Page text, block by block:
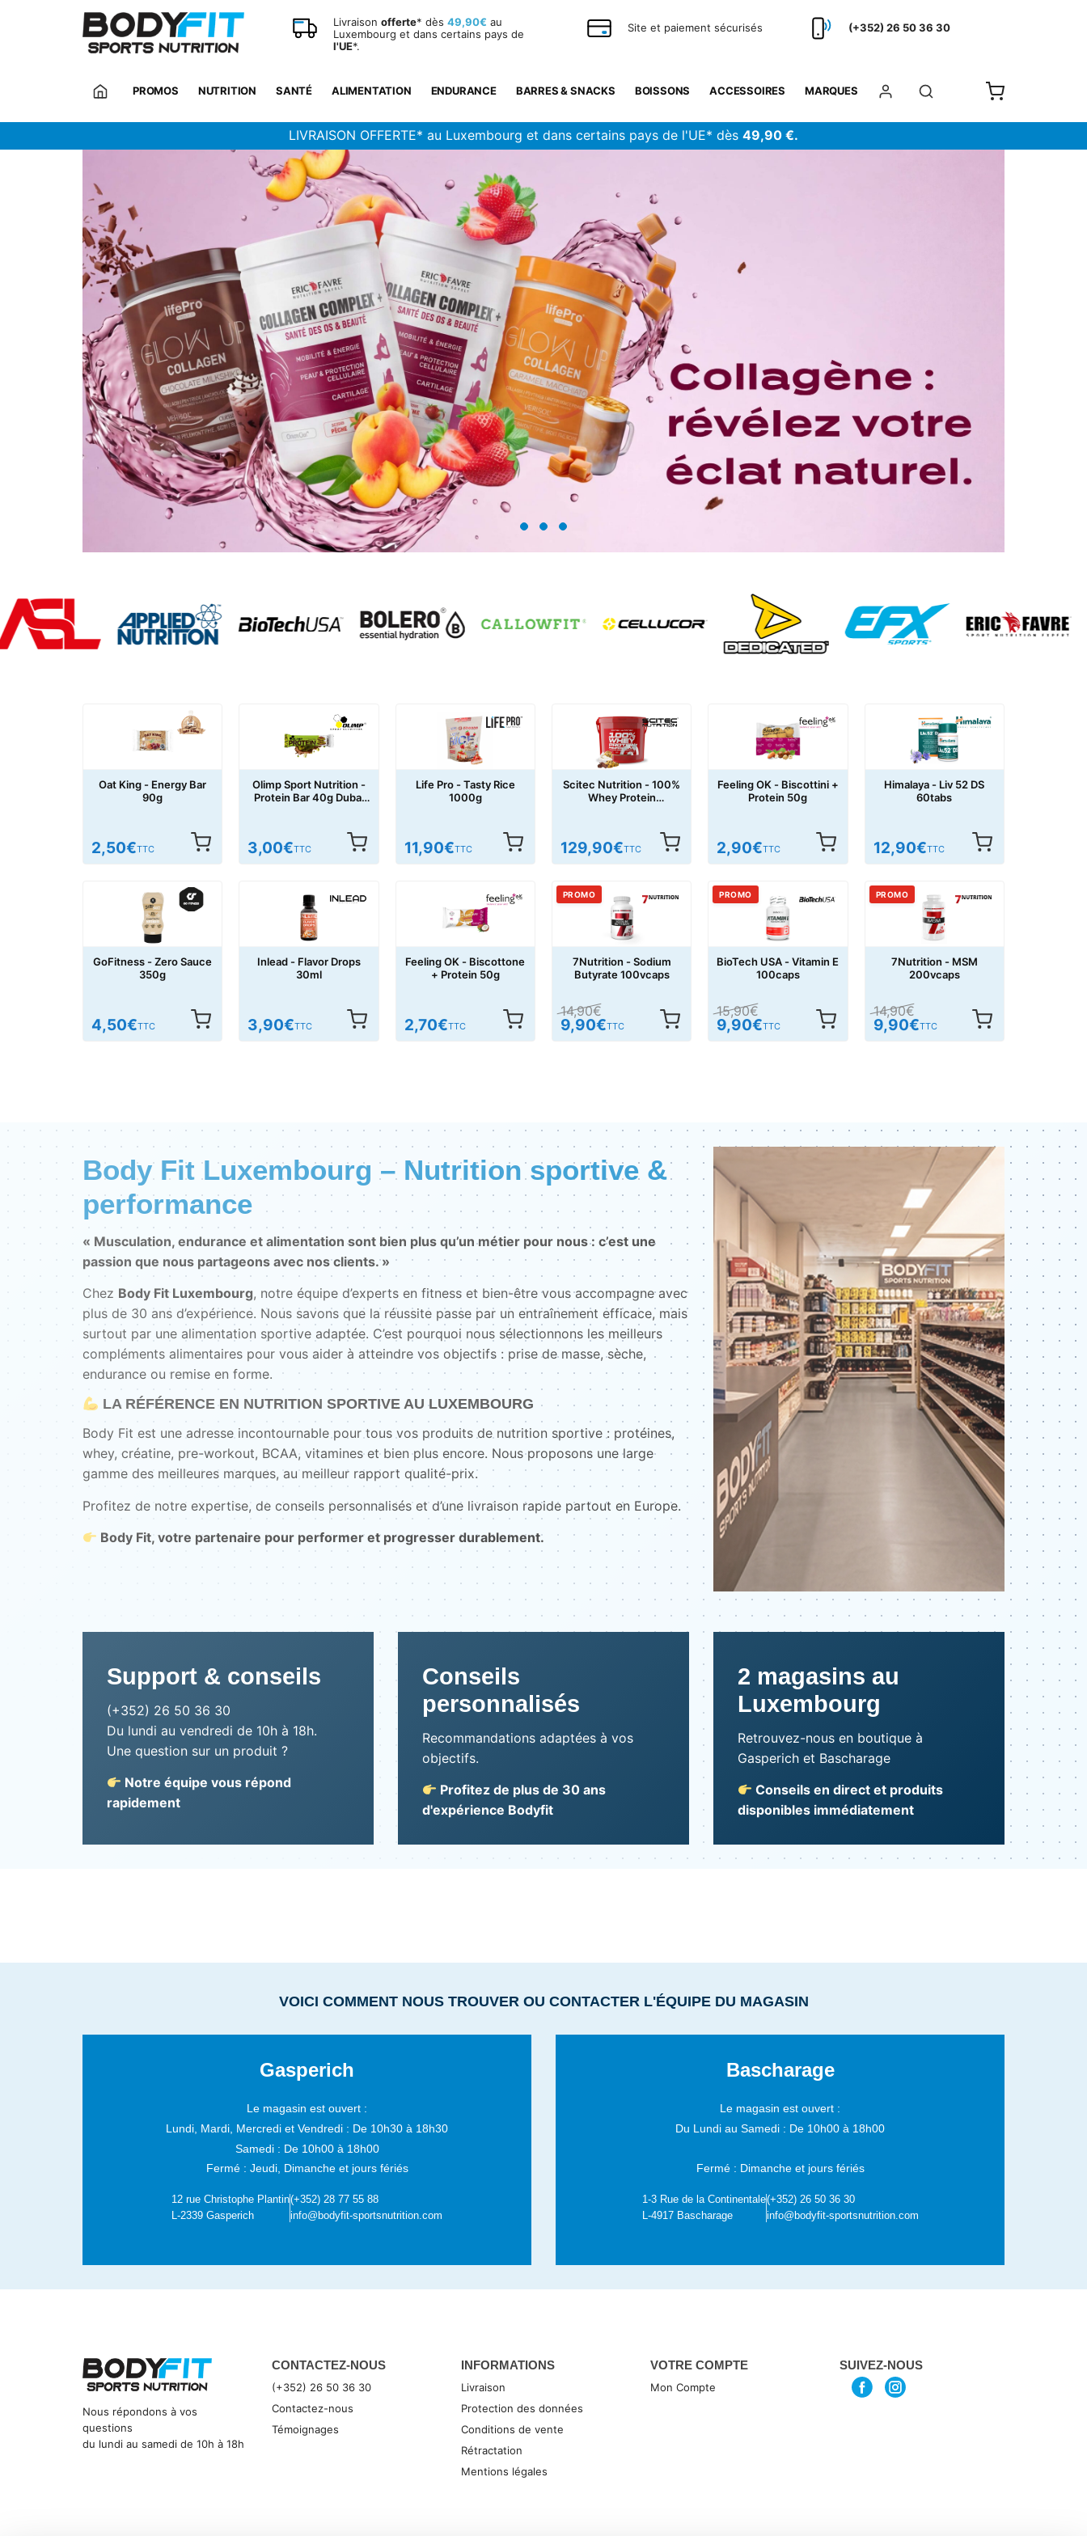
Panneau de gestion des cookies
Livraison offerte* dès 49,90€ au
Luxembourg et dans certains pays de
l'UE*.
Site et paiement sécurisés (+352) 26 50 36 30
PROMOS NUTRITION SANTÉ ALIMENTATION ENDURANCE BARRES & SNACKS BOISSONS ACCESSOIRES MARQUES
LIVRAISON OFFERTE* au Luxembourg et dans certains pays de l'UE* dès 49,90 €.
Oat King - Energy Bar
90g
2,50€TTC
Olimp Sport Nutrition -
Protein Bar 40g Dubai
3,00€TTC
Life Pro - Tasty Rice
1000g
11,90€TTC
Scitec Nutrition - 100%
Whey Protein
129,90€TTC
Feeling OK - Biscottini +
Protein 50g
2,90€TTC
Himalaya - Liv 52 DS
60tabs
12,90€TTC
GoFitness - Zero Sauce
350g
4,50€TTC
Inlead - Flavor Drops
30ml
3,90€TTC
Feeling OK - Biscottone
+ Protein 50g
2,70€TTC
PROMO
7Nutrition - Sodium
Butyrate 100vcaps
14,90€
9,90€TTC
PROMO
BioTech USA - Vitamin E
100caps
15,90€
9,90€TTC
PROMO
7Nutrition - MSM
200vcaps
14,90€
9,90€TTC
Body Fit Luxembourg – Nutrition sportive &
performance
« Musculation, endurance et alimentation sont bien plus qu’un métier pour nous : c’est une
passion que nous partageons avec nos clients. »
Chez Body Fit Luxembourg, notre équipe d’experts en fitness et bien-être vous accompagne avec
plus de 30 ans d’expérience. Nous savons que la réussite passe par un entraînement efficace, mais
surtout par une alimentation sportive adaptée. C’est pourquoi nous sélectionnons les meilleurs
compléments alimentaires pour vous aider à atteindre vos objectifs : prise de masse, sèche,
endurance ou remise en forme.
LA RÉFÉRENCE EN NUTRITION SPORTIVE AU LUXEMBOURG
Body Fit est une adresse incontournable pour tous vos produits de nutrition sportive : protéines,
whey, créatine, pre-workout, BCAA, vitamines et bien plus encore. Nous proposons une large
gamme des meilleures marques, au meilleur rapport qualité-prix.
Profitez de notre expertise, de conseils personnalisés et d’une livraison rapide partout en Europe.
Body Fit, votre partenaire pour performer et progresser durablement.
Support & conseils
(+352) 26 50 36 30
Du lundi au vendredi de 10h à 18h.
Une question sur un produit ?
Notre équipe vous répond
rapidement
Conseils
personnalisés
Recommandations adaptées à vos
objectifs.
Profitez de plus de 30 ans
d'expérience Bodyfit
2 magasins au
Luxembourg
Retrouvez-nous en boutique à
Gasperich et Bascharage
Conseils en direct et produits
disponibles immédiatement
VOICI COMMENT NOUS TROUVER OU CONTACTER L'ÉQUIPE DU MAGASIN
Gasperich
Le magasin est ouvert :
Lundi, Mardi, Mercredi et Vendredi : De 10h30 à 18h30
Samedi : De 10h00 à 18h00
Fermé : Jeudi, Dimanche et jours fériés
12 rue Christophe Plantin
L-2339 Gasperich
(+352) 28 77 55 88
info@bodyfit-sportsnutrition.com
Bascharage
Le magasin est ouvert :
Du Lundi au Samedi : De 10h00 à 18h00
Fermé : Dimanche et jours fériés
1-3 Rue de la Continentale
L-4917 Bascharage
(+352) 26 50 36 30
info@bodyfit-sportsnutrition.com
Nous répondons à vos
questions
du lundi au samedi de 10h à 18h
CONTACTEZ-NOUS
(+352) 26 50 36 30
Contactez-nous
Témoignages
INFORMATIONS
Livraison
Protection des données
Conditions de vente
Rétractation
Mentions légales
VOTRE COMPTE
Mon Compte
SUIVEZ-NOUS